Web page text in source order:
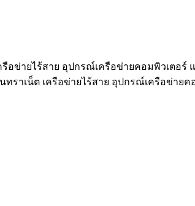
อข่ายไร้สาย อุปกรณ์เครือข่ายคอมพิวเตอร์
ราเน็ต เครือข่ายไร้สาย อุปกรณ์เครือข่าย